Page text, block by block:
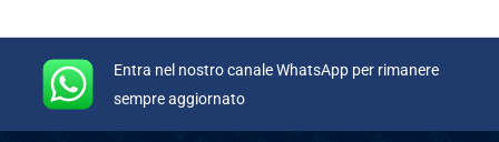
Entra nel nostro canale WhatsApp per rimanere
sempre aggiornato